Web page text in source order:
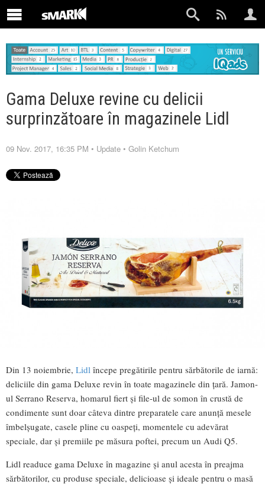
Gama Deluxe revine cu delicii
surprinzătoare în magazinele Lidl
09 Nov. 2017, 16:35 PM • Update • Golin Ketchum
Din 13 noiembrie, Lidl începe pregătirile pentru sărbătorile de iarnă:
deliciile din gama Deluxe revin în toate magazinele din țară. Jamon-
ul Serrano Reserva, homarul fiert și file-ul de somon în crustă de
condimente sunt doar câteva dintre preparatele care anunță mesele
îmbelșugate, casele pline cu oaspeți, momentele cu adevărat
speciale, dar și premiile pe măsura poftei, precum un Audi Q5.
Lidl readuce gama Deluxe în magazine și anul acesta în preajma
sărbătorilor, cu produse speciale, delicioase și ideale pentru o masă